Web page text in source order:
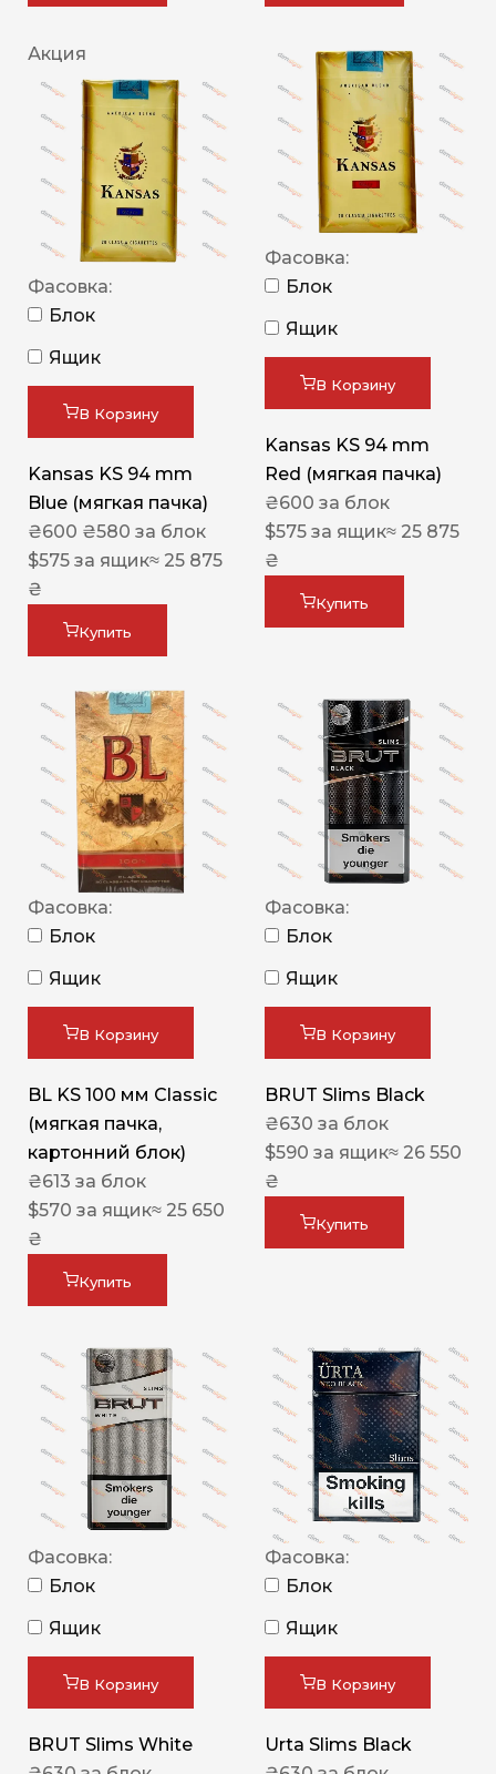
Акция
Фасовка:
Блок
Ящик
В Корзину
Kansas KS 94 mm
Blue (мягкая пачка)
₴600 ₴580 за блок
$575 за ящик≈ 25 875
₴
Купить
Фасовка:
Блок
Ящик
В Корзину
Kansas KS 94 mm
Red (мягкая пачка)
₴600 за блок
$575 за ящик≈ 25 875
₴
Купить
Фасовка:
Блок
Ящик
В Корзину
BL KS 100 мм Classic
(мягкая пачка,
картонний блок)
₴613 за блок
$570 за ящик≈ 25 650
₴
Купить
Фасовка:
Блок
Ящик
В Корзину
BRUT Slims Black
₴630 за блок
$590 за ящик≈ 26 550
₴
Купить
Фасовка:
Блок
Ящик
В Корзину
BRUT Slims White
Фасовка:
Блок
Ящик
В Корзину
Urta Slims Black